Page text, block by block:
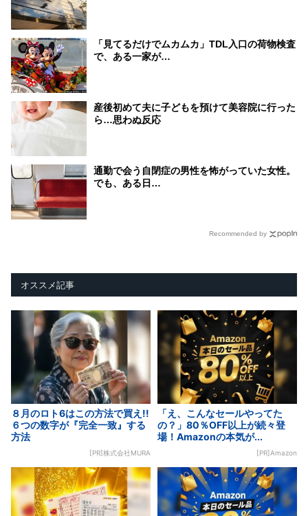
「見てるだけでムカムカ」TDL入口の荷物検査
で、ある一家が…
産後初めて夫に子どもを預けて美容院に行った
ら…思わぬ反応
通勤で会う自閉症の男性を怖がっていた女性。
でも、ある日…
Recommended by
オススメ記事
８月のロト6はこの方法で買え!!
６つの数字が『完全一致』する
方法
[PR]株式会社MURA
「え、こんなセールやってた
の？」80％OFF以上が続々登
場！Amazonの本気が...
[PR]Amazon